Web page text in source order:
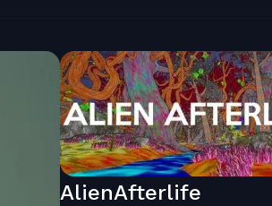
AlienAfterlife